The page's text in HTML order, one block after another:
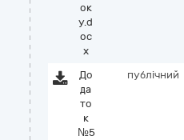
ок
у.d
oc
x
До
да
то
к
№5
публічний